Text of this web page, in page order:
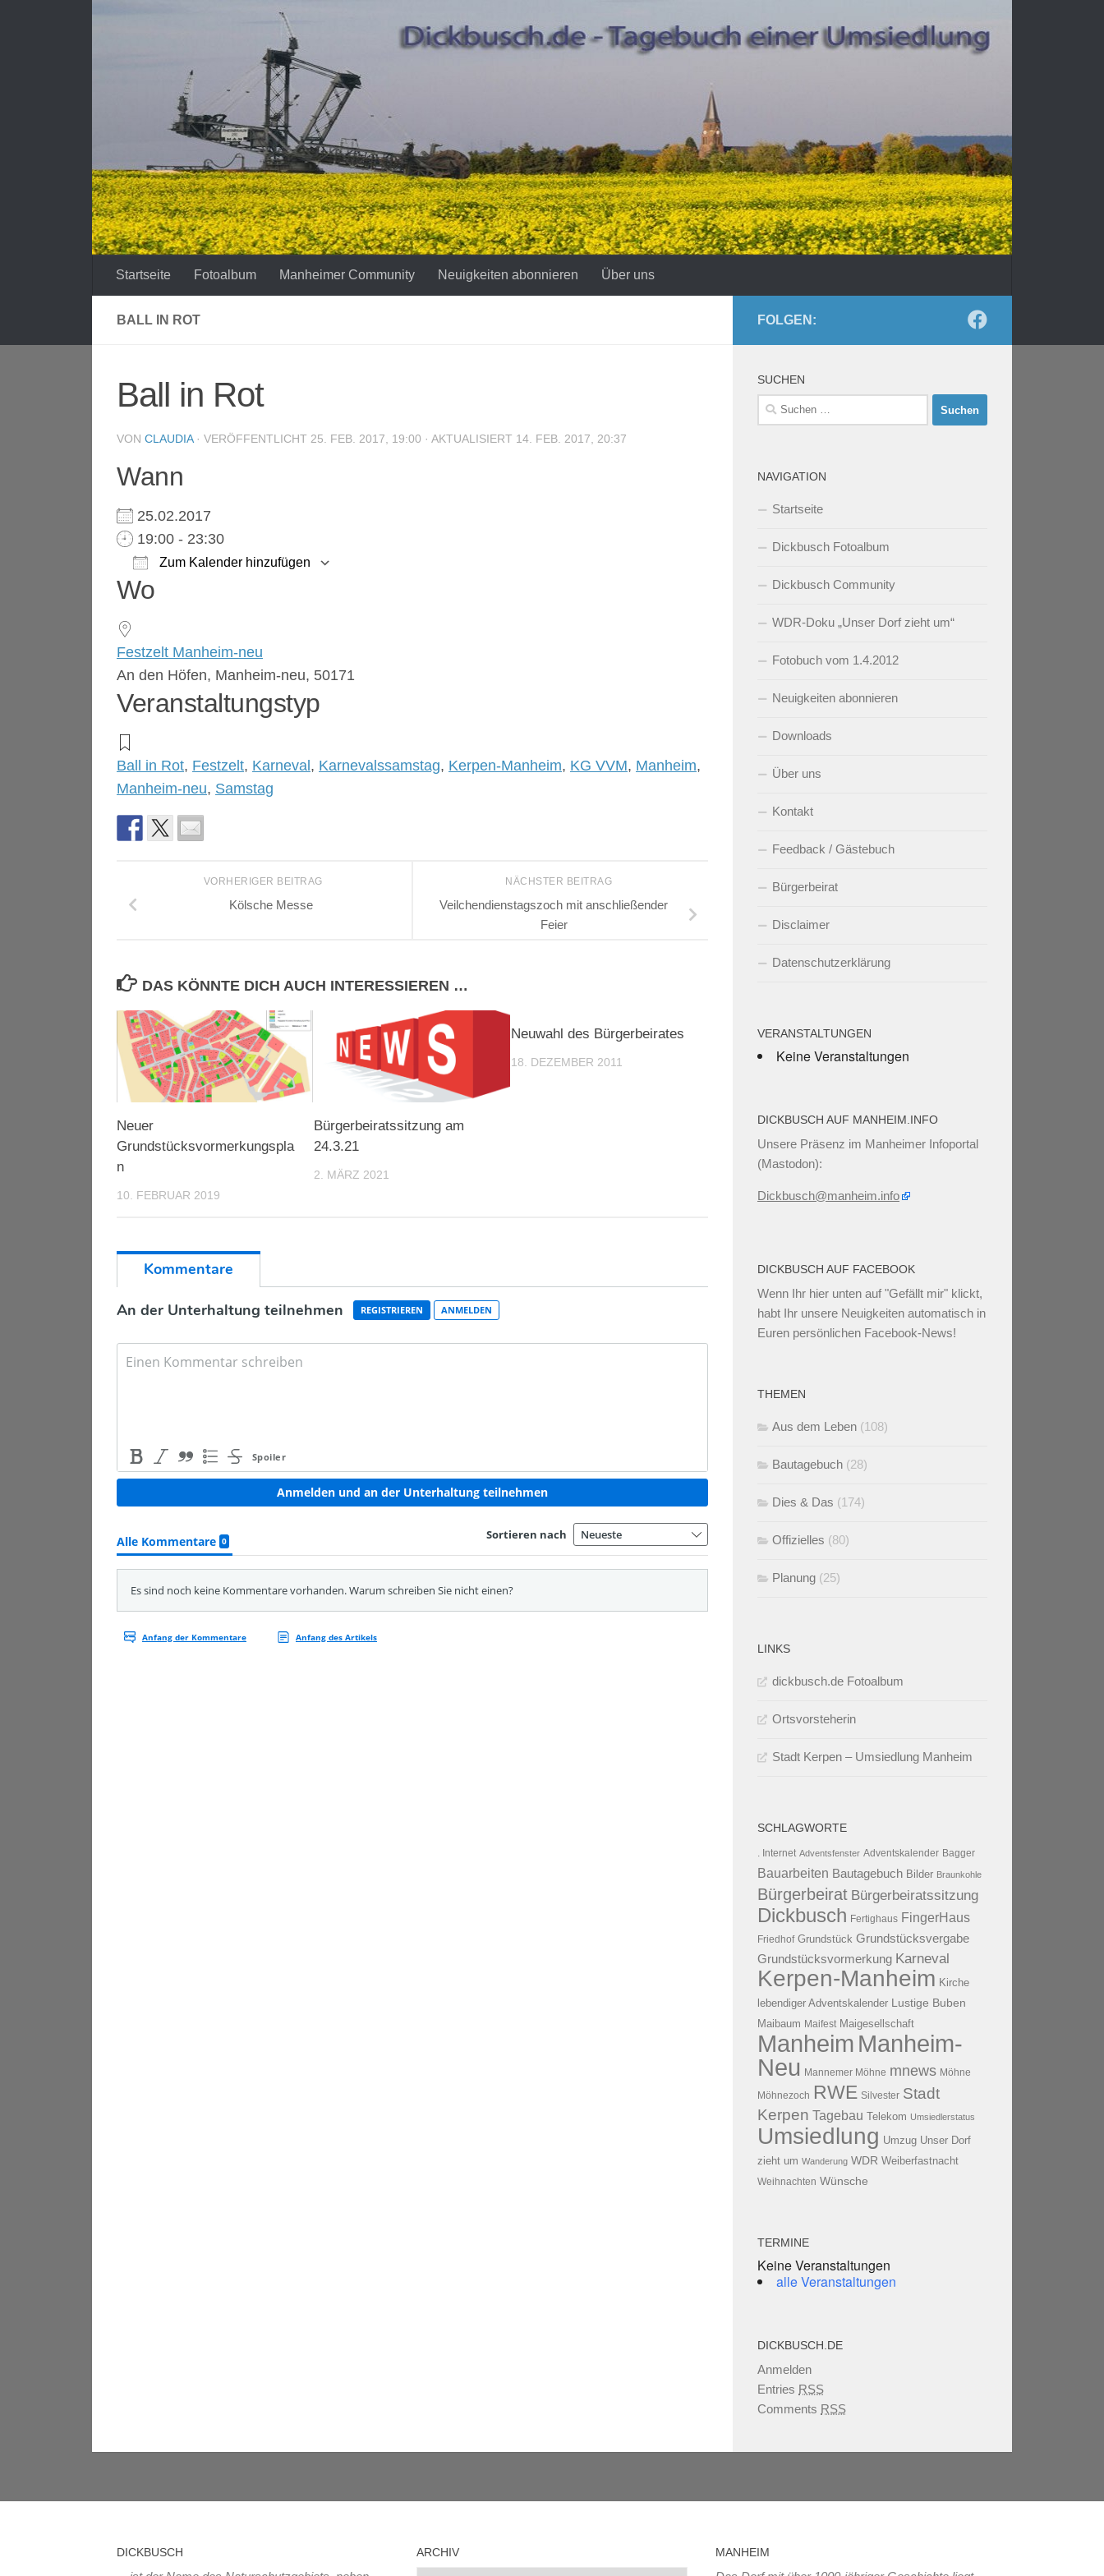
Startseite Fotoalbum Manheimer Community Neuigkeiten abonnieren Über uns
BALL IN ROT
Ball in Rot
VON CLAUDIA · VERÖFFENTLICHT 25. FEB. 2017, 19:00 · AKTUALISIERT 14. FEB. 2017, 20:37
Wann
25.02.2017
19:00 - 23:30
Zum Kalender hinzufügen
ICS herunterladen
Wo
Festzelt Manheim-neu
An den Höfen, Manheim-neu, 50171
Veranstaltungstyp
Ball in Rot, Festzelt, Karneval , Karnevalssamstag, Kerpen-Manheim, KG VVM, Manheim,
Manheim-neu, Samstag
NÄCHSTER BEITRAG
Veilchendienstagszoch mit anschließender
Feier
VORHERIGER BEITRAG
Kölsche Messe
DAS KÖNNTE DICH AUCH INTERESSIEREN …
Neuer
Grundstücksvormerkungspla
n
10. FEBRUAR 2019
Bürgerbeiratssitzung am
24.3.21
2. MÄRZ 2021
Neuwahl des Bürgerbeirates
18. DEZEMBER 2011
FOLGEN:
SUCHEN
Suchen
nach:
NAVIGATION
Startseite
Dickbusch Fotoalbum
Dickbusch Community
WDR-Doku „Unser Dorf zieht um“
Fotobuch vom 1.4.2012
Neuigkeiten abonnieren
Downloads
Über uns
Kontakt
Feedback / Gästebuch
Bürgerbeirat
Disclaimer
Datenschutzerklärung
VERANSTALTUNGEN
Keine Veranstaltungen
DICKBUSCH AUF MANHEIM.INFO
Unsere Präsenz im Manheimer Infoportal
(Mastodon):
Dickbusch@manheim.info
DICKBUSCH AUF FACEBOOK
Wenn Ihr hier unten auf "Gefällt mir" klickt,
habt Ihr unsere Neuigkeiten automatisch in
Euren persönlichen Facebook-News!
THEMEN
Aus dem Leben (108)
Bautagebuch (28)
Dies & Das (174)
Offizielles (80)
Planung (25)
LINKS
dickbusch.de Fotoalbum
Ortsvorsteherin
Stadt Kerpen – Umsiedlung Manheim
SCHLAGWORTE
. Internet Adventsfenster Adventskalender Bagger
Bauarbeiten Bautagebuch Bilder Braunkohle
Bürgerbeirat Bürgerbeiratssitzung
Dickbusch Fertighaus FingerHaus
Friedhof Grundstück Grundstücksvergabe
Grundstücksvormerkung Karneval
Kerpen-Manheim Kirche
lebendiger Adventskalender Lustige Buben
Maibaum Maifest Maigesellschaft
Manheim Manheim-
Neu Mannemer Möhne mnews Möhne
Möhnezoch RWE Silvester Stadt
Kerpen Tagebau Telekom Umsiedlerstatus
Umsiedlung Umzug Unser Dorf
zieht um Wanderung WDR Weiberfastnacht
Weihnachten Wünsche
TERMINE
Keine Veranstaltungen
alle Veranstaltungen
DICKBUSCH.DE
Anmelden
Entries RSS
Comments RSS
DICKBUSCH ARCHIV MANHEIM